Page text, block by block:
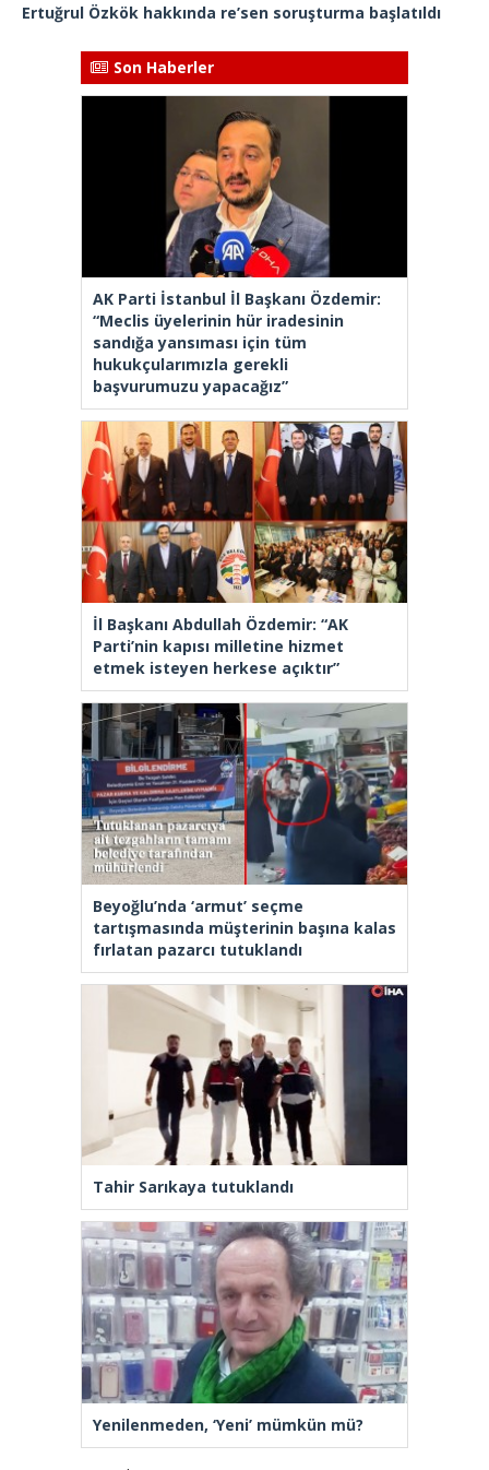
Ertuğrul Özkök hakkında re’sen soruşturma başlatıldı
Son Haberler
AK Parti İstanbul İl Başkanı Özdemir:
“Meclis üyelerinin hür iradesinin
sandığa yansıması için tüm
hukukçularımızla gerekli
başvurumuzu yapacağız”
İl Başkanı Abdullah Özdemir: “AK
Parti’nin kapısı milletine hizmet
etmek isteyen herkese açıktır”
Beyoğlu’nda ‘armut’ seçme
tartışmasında müşterinin başına kalas
fırlatan pazarcı tutuklandı
Tahir Sarıkaya tutuklandı
Yenilenmeden, ‘Yeni’ mümkün mü?